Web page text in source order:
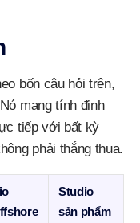
bốn câu hỏi trên,
mang tính định
tiếp với bất kỳ
phải thắng thua.
Studio
sản phẩm